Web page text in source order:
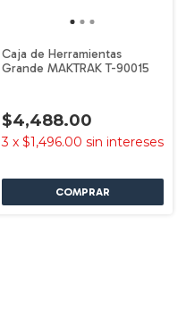
Caja de Herramientas
Grande MAKTRAK T-90015
$4,488.00
3 x $1,496.00 sin intereses